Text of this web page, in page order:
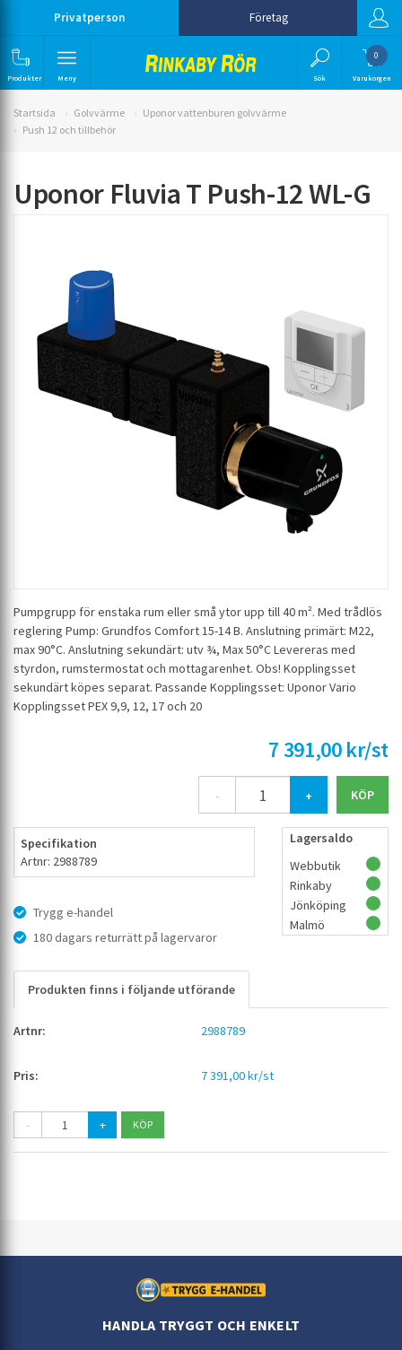
Privatperson Företag
Produkter Meny Sök
0
Varukorgen
Startsida Golvvärme
Uponor vattenburen golvvärme
Push 12 och tillbehör
Uponor Fluvia T Push-12 WL-G
Pumpgrupp för enstaka rum eller små ytor upp till 40 m². Med trådlös
reglering Pump: Grundfos Comfort 15-14 B. Anslutning primärt: M22,
max 90°C. Anslutning sekundärt: utv ¾, Max 50°C Levereras med
styrdon, rumstermostat och mottagarenhet. Obs! Kopplingsset
sekundärt köpes separat. Passande Kopplingsset: Uponor Vario
Kopplingsset PEX 9,9, 12, 17 och 20
7 391,00 kr/st
- +
Specifikation
Artnr: 2988789
Trygg e-handel
180 dagars returrätt på lagervaror
Lagersaldo
Webbutik
Rinkaby
Jönköping
Malmö
Produkten finns i följande utförande
2988789
7 391,00 kr/st
- +
HANDLA TRYGGT OCH ENKELT